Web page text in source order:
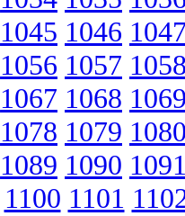
1045 1046
1056 1057
1067 1068
1078 1079
1089 1090
1100 1101